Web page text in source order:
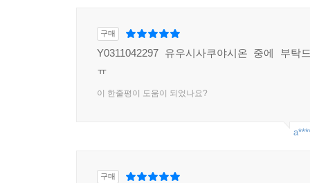
구매
Y0311042297 유우시사쿠야시온 중에 부탁
ㅠ
이 한줄평이 도움이 되었나요?
구매